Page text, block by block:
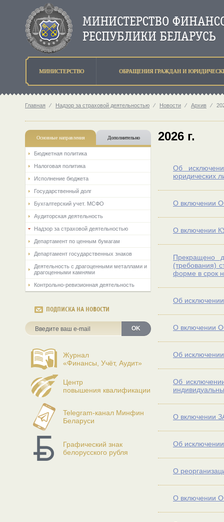
МИНИСТЕРСТВО ОБРАЩЕНИЯ ГРАЖДАН И
Главная ⁄ Надзор за страховой деятельностью ⁄ Новости ⁄ Архив ⁄
Основные направления Дополнительно
Бюджетная политика
Налоговая политика
Исполнение бюджета
Государственный долг
Бухгалтерский учет. МСФО
Аудиторская деятельность
Надзор за страховой деятельностью
Департамент по ценным бумагам
Департамент государственных знаков
Деятельность с драгоценными металлами и
драгоценными камнями
Контрольно-ревизионная деятельность
ПОДПИСКА НА НОВОСТИ
OK
Журнал
«Финансы, Учёт, Аудит»
Центр
повышения квалификации
Telegram-канал Минфин
Беларуси
Графический знак
белорусского рубля
2026 г.
Об
юридических
О включении
О включении
Прекращено
(требования)
форме в срок
Об исключении
О включении
Об исключении
Об
О включении
Об
О
О включении